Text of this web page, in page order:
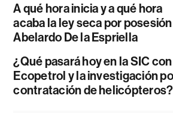
A qué hora inicia y a qué hora
acaba la ley seca por
Abelardo De la Espriella
¿Qué pasará hoy en la SIC con
Ecopetrol y la investigación
contratación de helicópteros?